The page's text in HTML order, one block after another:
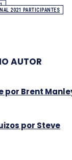
2021 PARTICIPANTES
AUTOR
por Brent
por Steve